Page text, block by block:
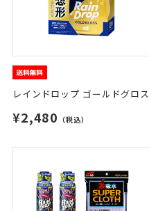
レインドロップ ゴールドグロス
¥2,480 （税込）